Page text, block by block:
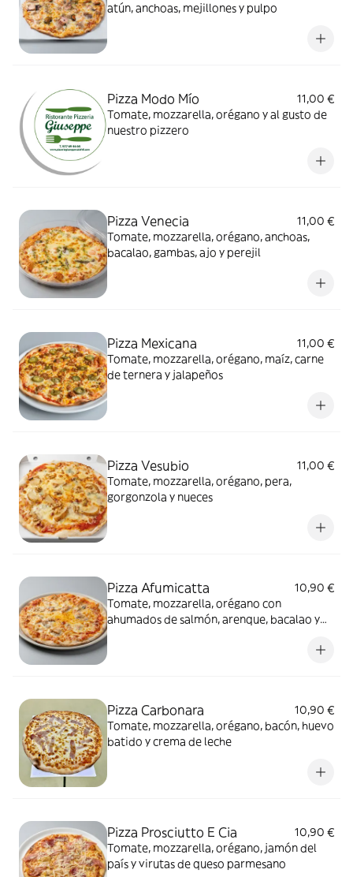
atún, anchoas, mejillones y pulpo
Pizza Modo Mío
11,00 €
Tomate, mozzarella, orégano y al gusto de
nuestro pizzero
Pizza Venecia
11,00 €
Tomate, mozzarella, orégano, anchoas,
bacalao, gambas, ajo y perejil
Pizza Mexicana
11,00 €
Tomate, mozzarella, orégano, maíz, carne
de ternera y jalapeños
Pizza Vesubio
11,00 €
Tomate, mozzarella, orégano, pera,
gorgonzola y nueces
Pizza Afumicatta
10,90 €
Tomate, mozzarella, orégano con
ahumados de salmón, arenque, bacalao y
Pizza Carbonara
10,90 €
Tomate, mozzarella, orégano, bacón, huevo
batido y crema de leche
Pizza Prosciutto E Cia
10,90 €
Tomate, mozzarella, orégano, jamón del
país y virutas de queso parmesano